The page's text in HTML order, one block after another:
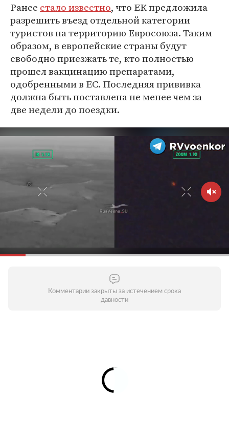
Ранее стало известно, что ЕК предложила
разрешить въезд отдельной категории
туристов на территорию Евросоюза. Таким
образом, в европейские страны будут
свободно приезжать те, кто полностью
прошел вакцинацию препаратами,
одобренными в ЕС. Последняя прививка
должна быть поставлена не менее чем за
две недели до поездки.
Комментарии закрыты за истечением срока
давности